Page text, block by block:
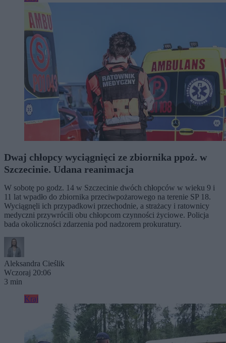
Dwaj chłopcy wyciągnięci ze zbiornika ppoż. w
Szczecinie. Udana reanimacja
W sobotę po godz. 14 w Szczecinie dwóch chłopców w wieku 9 i
11 lat wpadło do zbiornika przeciwpożarowego na terenie SP 18.
Wyciągnęli ich przypadkowi przechodnie, a strażacy i ratownicy
medyczni przywrócili obu chłopcom czynności życiowe. Policja
bada okoliczności zdarzenia pod nadzorem prokuratury.
Aleksandra Cieślik
Wczoraj 20:06
3 min
Kraj